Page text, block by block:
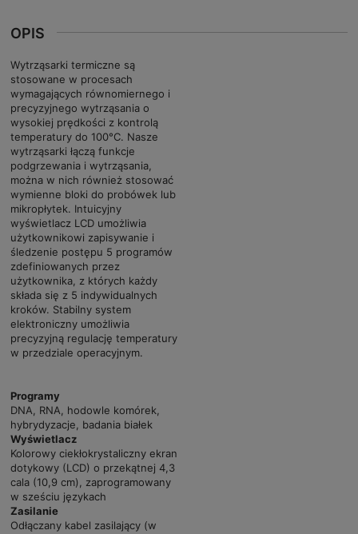
OPIS
Wytrząsarki termiczne są
stosowane w procesach
wymagających równomiernego i
precyzyjnego wytrząsania o
wysokiej prędkości z kontrolą
temperatury do 100°C. Nasze
wytrząsarki łączą funkcje
podgrzewania i wytrząsania,
można w nich również stosować
wymienne bloki do probówek lub
mikropłytek. Intuicyjny
wyświetlacz LCD umożliwia
użytkownikowi zapisywanie i
śledzenie postępu 5 programów
zdefiniowanych przez
użytkownika, z których każdy
składa się z 5 indywidualnych
kroków. Stabilny system
elektroniczny umożliwia
precyzyjną regulację temperatury
w przedziale operacyjnym.
Programy
DNA, RNA, hodowle komórek,
hybrydyzacje, badania białek
Wyświetlacz
Kolorowy ciekłokrystaliczny ekran
dotykowy (LCD) o przekątnej 4,3
cala (10,9 cm), zaprogramowany
w sześciu językach
Zasilanie
Odłączany kabel zasilający (w